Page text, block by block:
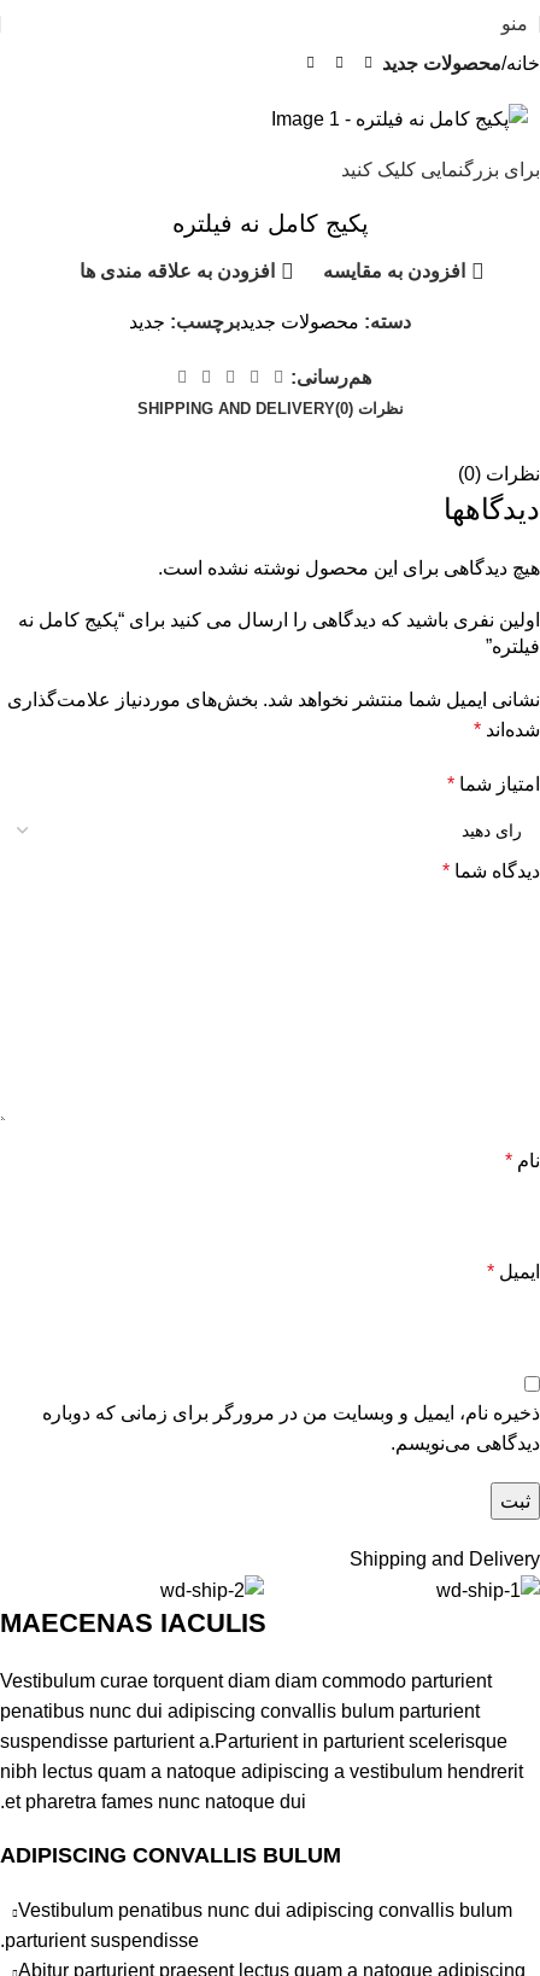
منو
خانه محصولات جدید
برای بزرگنمایی کلیک کنید
پکیج کامل نه فیلتره
افزودن به مقایسه افزودن به علاقه مندی ها
دسته: محصولات جدیدبرچسب: جدید
هم‌رسانی:
نظرات (0) SHIPPING AND DELIVERY
نظرات (0)
دیدگاهها
هیچ دیدگاهی برای این محصول نوشته نشده است.
اولین نفری باشید که دیدگاهی را ارسال می کنید برای “پکیج کامل نه
فیلتره”
نشانی ایمیل شما منتشر نخواهد شد. بخش‌های موردنیاز علامت‌گذاری
شده‌اند *
امتیاز شما *
دیدگاه شما *
نام *
ایمیل *
ذخیره نام، ایمیل و وبسایت من در مرورگر برای زمانی که دوباره
دیدگاهی می‌نویسم.
Shipping and Delivery
MAECENAS IACULIS
Vestibulum curae torquent diam diam commodo parturient
penatibus nunc dui adipiscing convallis bulum parturient
suspendisse parturient a.Parturient in parturient scelerisque
nibh lectus quam a natoque adipiscing a vestibulum hendrerit
et pharetra fames nunc natoque dui.
ADIPISCING CONVALLIS BULUM
Vestibulum penatibus nunc dui adipiscing convallis bulum
parturient suspendisse.
Abitur parturient praesent lectus quam a natoque adipiscing